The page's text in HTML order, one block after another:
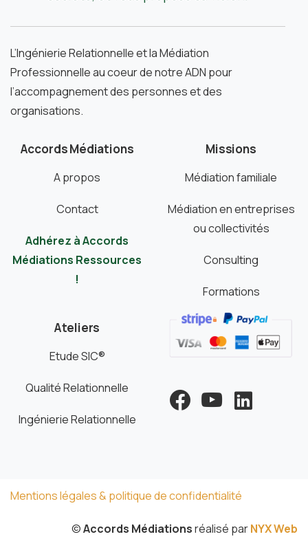
L’Ingénierie Relationnelle et la Médiation
Professionnelle au coeur de notre ADN pour
l’accompagnement des personnes et des
organisations.
Accords Médiations
A propos
Contact
Adhérez à Accords
Médiations Ressources
!
Missions
Médiation familiale
Médiation en entreprises
ou collectivités
Consulting
Formations
Ateliers
Etude SIC®
Qualité Relationnelle
Ingénierie Relationnelle
Mentions légales & politique de confidentialité
©Accords Médiationsréalisé parNYX Web